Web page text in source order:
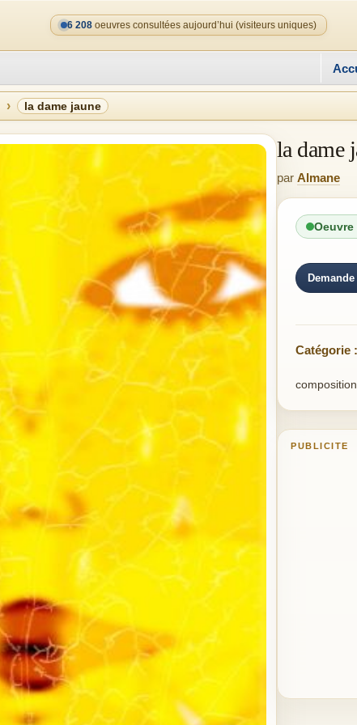
6 208 oeuvres consultées aujourd’hui (visiteurs uniques)
la dame jaune
la dame
par Almane
Catégorie :
PUBLICITE